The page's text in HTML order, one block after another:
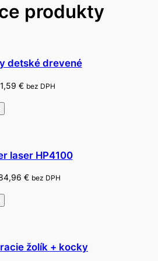
produkty
detské drevené
1,59 € bez DPH
laser HP4100
€ bez DPH
žolík + kocky